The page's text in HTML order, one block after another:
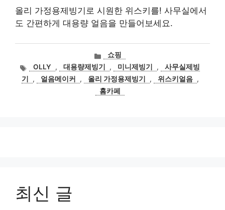
올리 가정용제빙기로 시원한 위스키를! 사무실에서
도 간편하게 대용량 얼음을 만들어보세요.
카
테
고
리
쇼핑
태OLLY , 대용량제빙기 , 미니제빙기 ,
사무실제빙
기
, 얼음메이커 , 올리 가정용제빙기 , 위스키얼음 ,
홈카페
최신 글